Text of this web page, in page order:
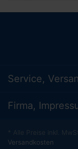
Service,
Firma,
* Alle Preise inkl.
Versandkosten